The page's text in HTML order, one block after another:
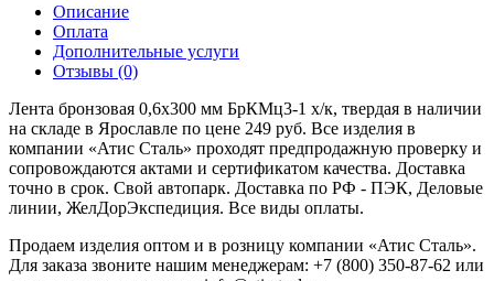
Описание
Оплата
Дополнительные услуги
Отзывы (0)
Лента бронзовая 0,6х300 мм БрКМц3-1 х/к, твердая в наличии
на складе в Ярославле по цене 249 руб. Все изделия в
компании «Атис Сталь» проходят предпродажную проверку и
сопровождаются актами и сертификатом качества. Доставка
точно в срок. Свой автопарк. Доставка по РФ - ПЭК, Деловые
линии, ЖелДорЭкспедиция. Все виды оплаты.
Продаем изделия оптом и в розницу компании «Атис Сталь».
Для заказа звоните нашим менеджерам: +7 (800) 350-87-62 или